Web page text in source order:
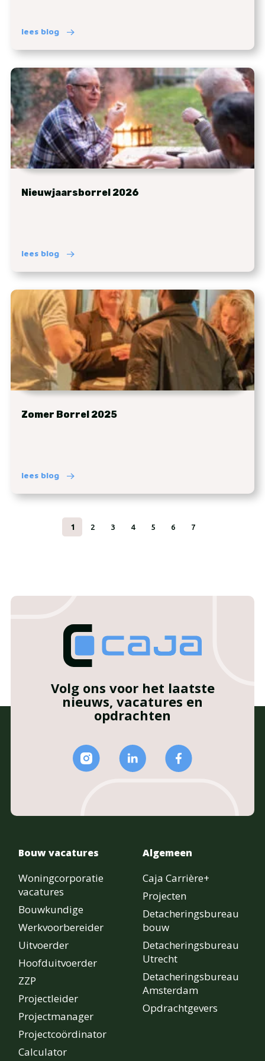
lees blog
Nieuwjaarsborrel 2026
lees blog
Zomer Borrel 2025
lees blog
1 2 3 4 5 6 7
Volg ons voor het laatste
nieuws, vacatures en
opdrachten
Bouw vacatures
Woningcorporatie
vacatures
Bouwkundige
Werkvoorbereider
Uitvoerder
Hoofduitvoerder
ZZP
Projectleider
Projectmanager
Projectcoördinator
Calculator
Algemeen
Caja Carrière+
Projecten
Detacheringsbureau
bouw
Detacheringsbureau
Utrecht
Detacheringsbureau
Amsterdam
Opdrachtgevers